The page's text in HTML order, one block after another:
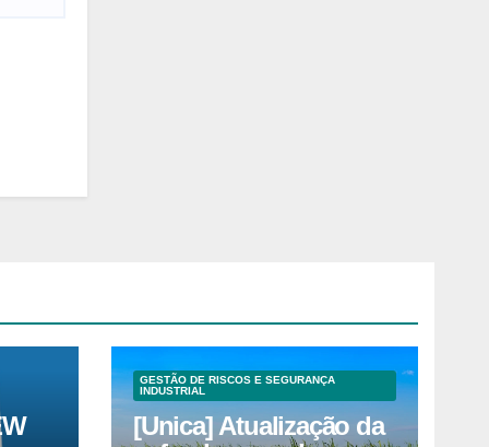
GESTÃO DE RISCOS E SEGURANÇA
INDUSTRIAL
[Unica] Atualização da